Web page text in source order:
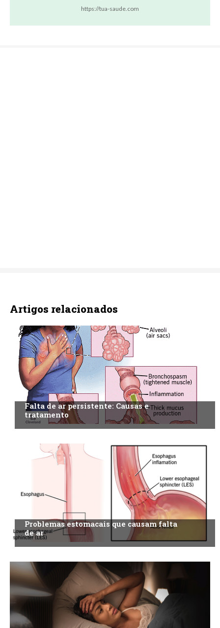
https://tua-saude.com
Artigos relacionados
Falta de ar persistente: Causas e
tratamento
Problemas estomacais que causam falta
de ar